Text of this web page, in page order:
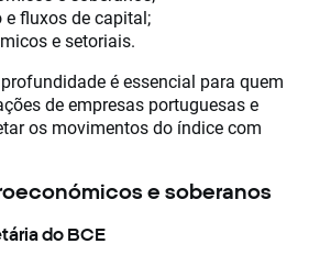
e fluxos de capital;
e setoriais.
é essencial para quem
de empresas portuguesas e
os movimentos do índice com
e soberanos
do BCE